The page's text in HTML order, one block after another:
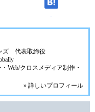
-
ズ 代表取締役
Web/クロスメディア制作・
» 詳しいプロフィール